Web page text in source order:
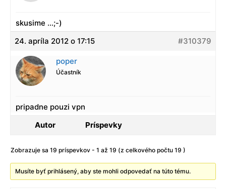
skusime …;-)
24. apríla 2012 o 17:15
#310379
poper
Účastník
pripadne pouzi vpn
Autor
Príspevky
Zobrazuje sa 19 príspevkov - 1 až 19 (z celkového počtu 19 )
Musíte byť prihlásený, aby ste mohli odpovedať na túto tému.